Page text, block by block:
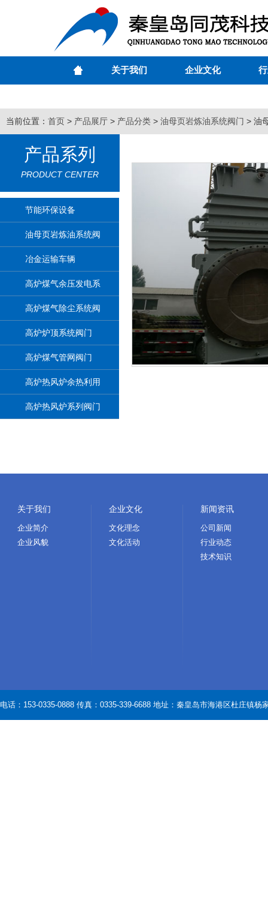
关于我们 企业文化
当前位置： 首页 > 产品展厅 > 产品分类 > 油母页岩炼油系统阀门 > 油
产品系列
PRODUCT CENTER
节能环保设备
油母页岩炼油系统阀
门
冶金运输车辆
高炉煤气余压发电系
统阀门
高炉煤气除尘系统阀
门
高炉炉顶系统阀门
高炉煤气管网阀门
高炉热风炉余热利用
系统阀门
高炉热风炉系列阀门
关于我们
企业简介
企业风貌
企业文化
文化理念
文化活动
新闻资讯
公司新闻
行业动态
技术知识
电话：153-0335-0888 传真：0335-339-6688 地址：秦皇岛市海港区杜庄镇